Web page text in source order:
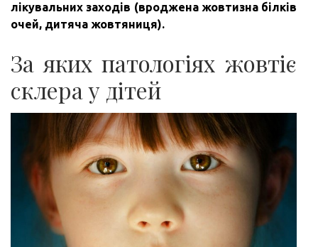
лікувальних заходів (вроджена жовтизна білків
очей, дитяча жовтяниця).
За яких патологіях жовтіє
склера у дітей